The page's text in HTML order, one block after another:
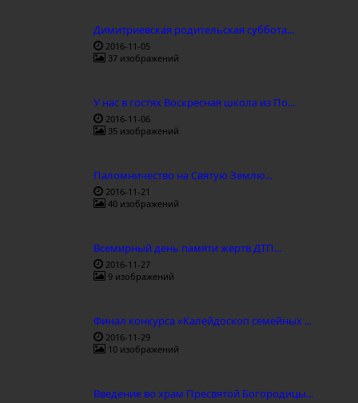
Димитриевская родительская суббота...
2016-11-05
37 изображений
У нас в гостях Воскресная школа из По...
2016-11-06
35 изображений
Паломничество на Святую Землю...
2016-11-21
40 изображений
Всемирный день памяти жертв ДТП...
2016-11-27
9 изображений
Финал конкурса «Калейдоскоп семейных ...
2016-11-29
10 изображений
Введение во храм Пресвятой Богородицы...